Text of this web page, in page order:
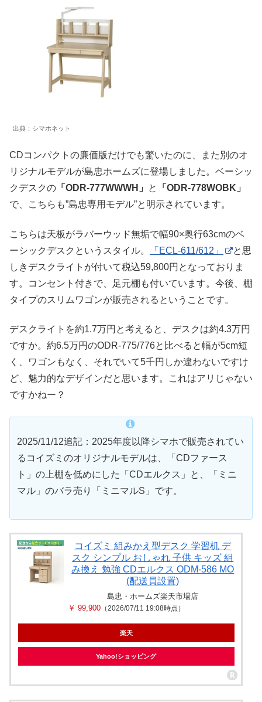
出典：シマホネット
CDコンパクトの廉価版だけでも驚いたのに、また別のオ
リジナルモデルが島忠ホームズに登場しました。ベーシッ
クデスクの 「ODR-777WWWH」 と
「ODR-778WOBK」
で、こちらも”島忠専用モデル”と明示されています。
こちらは天板がラバーウッド無垢で幅90×奥行63cmのベ
ーシックデスクというスタイル。
「ECL-611/612」
と思
しきデスクライトが付いて税込59,800円となっておりま
す。コンセント付きで、足元棚も付いています。今後、棚
タイプのスリムワゴンが販売されるということです。
デスクライトを約1.7万円と考えると、デスクは約4.3万円
ですか。約6.5万円のODR-775/776と比べると幅が5cm短
く、ワゴンもなく、それでいて5千円しか違わないですけ
ど、魅力的なデザインだと思います。これはアリじゃない
ですかねー？
2025/11/12追記：2025年度以降シマホで販売されてい
るコイズミのオリジナルモデルは、「CDファース
ト」の上棚を低めにした「CDエルクス」と、「ミニ
マル」のバラ売り「ミニマルS」です。
コイズミ 組みかえ型デスク 学習机 デ
スク シンプル おしゃれ 子供 キッズ 組
み換え 勉強 CDエルクス ODM-586 MO
(配送員設置)
島忠・ホームズ楽天市場店
￥ 99,900（2026/07/11 19:08時点）
楽天
Yahoo!ショッピング